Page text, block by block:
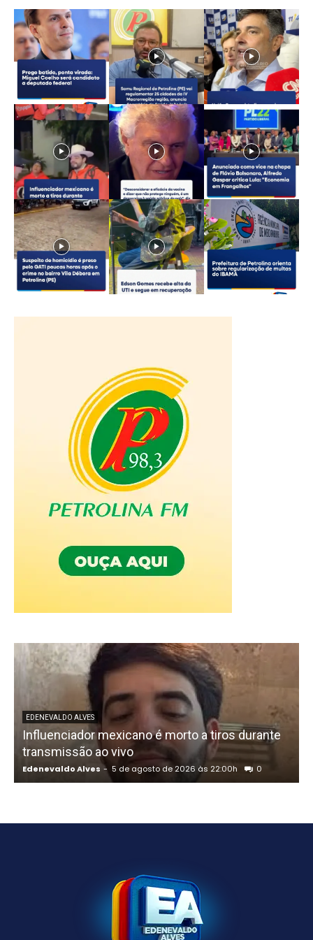
EDENEVALDO ALVES
Influenciador mexicano é morto a tiros durante
transmissão ao vivo
Edenevaldo Alves - 5 de agosto de 2026 às 22:00h 0